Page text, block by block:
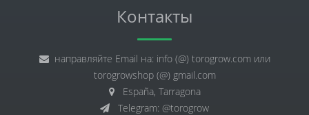
Контакты
направляйте Email на: info (@) torogrow.com или
torogrowshop (@) gmail.com
España, Tarragona
Telegram: @torogrow